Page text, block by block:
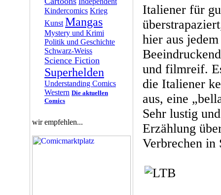
Kindercomics Krieg
Kunst Mangas
Mystery und Krimi
Politik und Geschichte
Schwarz-Weiss
Science Fiction
Superhelden
Understanding Comics
Western Die aktuellen
Comics
wir empfehlen...
Italiener für
hier aus
und filmreif.
die Italiener
aus, eine
Sehr lustig
Erzählung
Verbrechen in